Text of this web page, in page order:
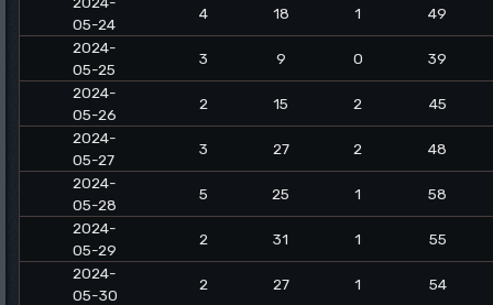
05-24
4 18 1
49
2024-
05-25
3 9 0
39
2024-
05-26
2 15 2
45
2024-
05-27
3 27 2
48
2024-
05-28
5 25 1
58
2024-
05-29
2 31 1
55
2024-
05-30
2 27 1
54